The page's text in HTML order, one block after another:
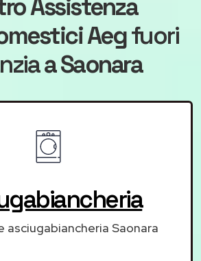
Assistenza
Aegfuori
a Saonara
asciugabiancheria Saonara